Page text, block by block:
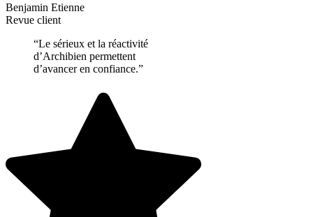
Benjamin Etienne
Revue client
“Le sérieux et la réactivité
d’Archibien permettent
d’avancer en confiance.”